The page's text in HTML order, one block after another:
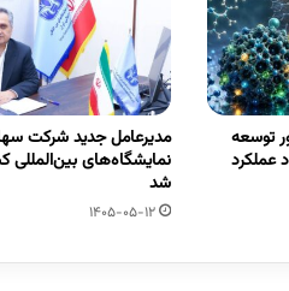
توسعه
عملکرد
مدیرعامل جدید شرکت
نمایشگاه‌های
شد
1405-05-12